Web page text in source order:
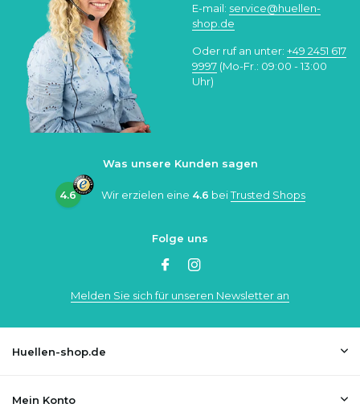
E-mail: service@huellen-
shop.de
Oder ruf an unter: +49 2451 617
9997 (Mo-Fr.: 09:00 - 13:00
Uhr)
Was unsere Kunden sagen
4.6 Wir erzielen eine 4.6 beiTrusted Shops
Folge uns
Melden Sie sich für unseren Newsletter an
Huellen-shop.de
Mein Konto